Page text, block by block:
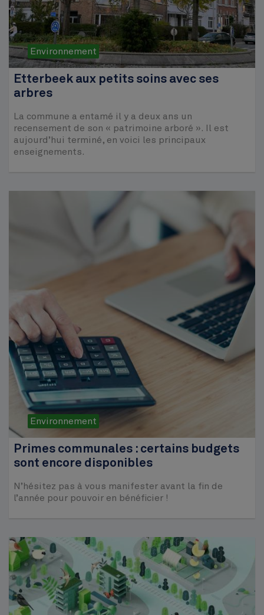
Environnement
Etterbeek aux petits soins avec ses
arbres
La commune a entamé il y a deux ans un
recensement de son « patrimoine arboré ». Il est
aujourd’hui terminé, en voici les principaux
enseignements.
Environnement
Primes communales : certains budgets
sont encore disponibles
N’hésitez pas à vous manifester avant la fin de
l’année pour pouvoir en bénéficier !